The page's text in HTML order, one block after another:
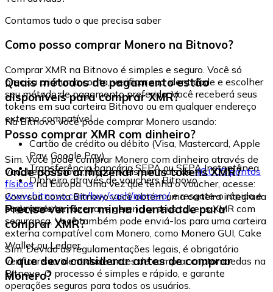
Contamos tudo o que precisa saber
Como posso comprar Monero na Bitnovo?
Comprar XMR na Bitnovo é simples e seguro. Você só
precisa criar uma conta, verificar sua identidade e escolher
seu método de pagamento preferido. Você receberá seus
tokens em sua carteira Bitnovo ou em qualquer endereço
externo compatível.
Quais métodos de pagamento estão
disponíveis para comprar XMR?
Na Bitnovo você pode comprar Monero usando:
Cartão de crédito ou débito (Visa, Mastercard, Apple
Pay, Google Pay)
Transferência bancária SEPA ou SEPA Instantânea
Dinheiro através de vouchers Bitnovo
Posso comprar XMR com dinheiro?
Sim. Você pode comprar Monero com dinheiro através de
vouchers Bitnovo, disponíveis em mais de40.000 pontos
físicosna Europa. Uma vez que tenha o voucher, acesse:
www.bitnovo.com/buy/cash/monero/e resgate-o rápida e
seguramente.
Onde posso armazenar meus tokens XMR?
Com sua conta Bitnovo você obtém uma carteira integrada
onde pode armazenar e gerenciar seus tokens XMR com
segurança. Você também pode enviá-los para uma carteira
externa compatível com Monero, como Monero GUI, Cake
Wallet ou Ledger.
Preciso verificar minha identidade para
comprar XMR?
Sim. Devido às regulamentações legais, é obrigatório
verificar sua identidade antes de comprar criptomoedas na
Bitnovo. O processo é simples e rápido, e garante
operações seguras para todos os usuários.
O que devo considerar antes de comprar
Monero?